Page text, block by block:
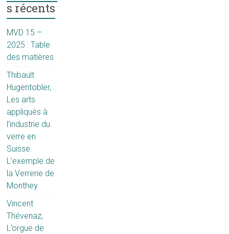
s récents
MVD 15 –
2025 : Table
des matières
Thibault
Hugentobler,
Les arts
appliqués à
l’industrie du
verre en
Suisse.
L’exemple de
la Verrerie de
Monthey
Vincent
Thévenaz,
L’orgue de